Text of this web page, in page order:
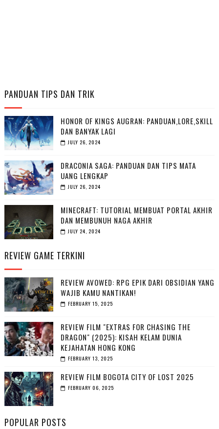
PANDUAN TIPS DAN TRIK
HONOR OF KINGS AUGRAN: PANDUAN,LORE,SKILL
DAN BANYAK LAGI
JULY 26, 2024
DRACONIA SAGA: PANDUAN DAN TIPS MATA
UANG LENGKAP
JULY 26, 2024
MINECRAFT: TUTORIAL MEMBUAT PORTAL AKHIR
DAN MEMBUNUH NAGA AKHIR
JULY 24, 2024
REVIEW GAME TERKINI
REVIEW AVOWED: RPG EPIK DARI OBSIDIAN YANG
WAJIB KAMU NANTIKAN!
FEBRUARY 15, 2025
REVIEW FILM "EXTRAS FOR CHASING THE
DRAGON" (2025): KISAH KELAM DUNIA
KEJAHATAN HONG KONG
FEBRUARY 13, 2025
REVIEW FILM BOGOTA CITY OF LOST 2025
FEBRUARY 06, 2025
POPULAR POSTS